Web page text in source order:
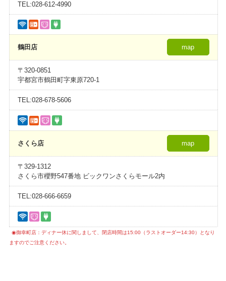
TEL:028-612-4990
鶴田店 map
〒320-0851
宇都宮市鶴田町字東原720-1
TEL:028-678-5606
さくら店 map
〒329-1312
さくら市櫻野547番地 ビックワンさくらモール2内
TEL:028-666-6659
◉御幸町店：ディナー休に関しまして、閉店時間は15:00（ラストオーダー14:30）となり
ますのでご注意ください。